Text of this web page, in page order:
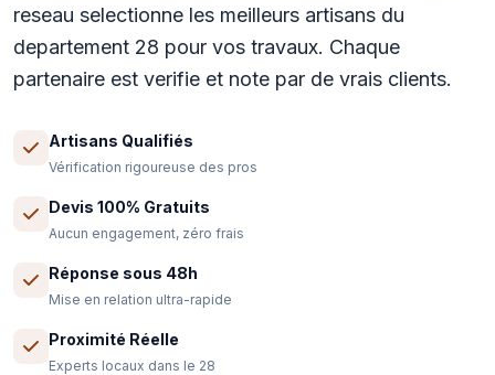
reseau selectionne les meilleurs artisans du
departement 28 pour vos travaux. Chaque
partenaire est verifie et note par de vrais clients.
Artisans Qualifiés
Vérification rigoureuse des pros
Devis 100% Gratuits
Aucun engagement, zéro frais
Réponse sous 48h
Mise en relation ultra-rapide
Proximité Réelle
Experts locaux dans le 28